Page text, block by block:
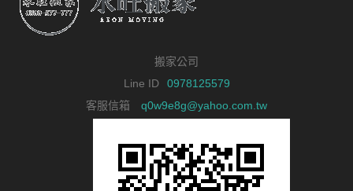
搬家公司
Line ID
0978125579
客服信箱
q0w9e8g@yahoo.com.tw